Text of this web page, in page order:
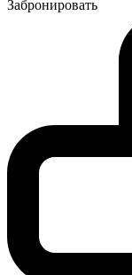
Забронировать